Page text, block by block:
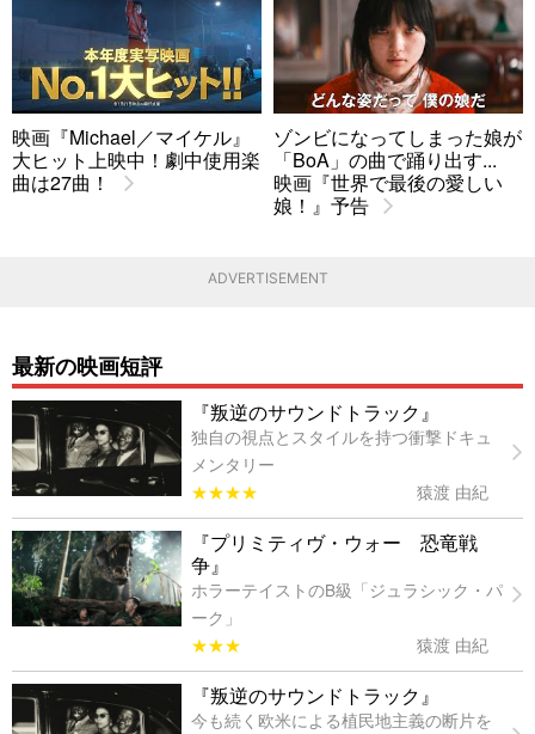
映画『Michael／マイケル』
大ヒット上映中！劇中使用楽
曲は27曲！
ゾンビになってしまった娘が
「BoA」の曲で踊り出す...
映画『世界で最後の愛しい
娘！』予告
ADVERTISEMENT
最新の映画短評
『叛逆のサウンドトラック』
独自の視点とスタイルを持つ衝撃ドキュ
メンタリー
★★★★
猿渡 由紀
『プリミティヴ・ウォー 恐竜戦
争』
ホラーテイストのB級「ジュラシック・パ
ーク」
★★★
猿渡 由紀
『叛逆のサウンドトラック』
今も続く欧米による植民地主義の断片を